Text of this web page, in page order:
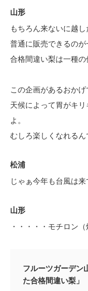
山形
もちろん来ないに越し
普通に販売できるのが
合格間違い梨は一種の
この企画があるおかげ
天候によって胃がキ
よ。
むしろ楽しくなれるん
松浦
じゃぁ今年も台風は
山形
・・・・・モチロン（
フルーツガーデ
た合格間違い梨」